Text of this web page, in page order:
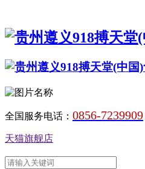
全国服务电话： 0856-7239909
天猫旗舰店